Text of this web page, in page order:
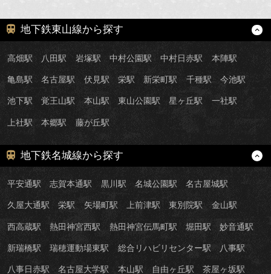
地下鉄東山線から探す
高畑駅 八田駅 岩塚駅 中村公園駅 中村日赤駅 本陣駅
亀島駅 名古屋駅 伏見駅 栄駅 新栄町駅 千種駅 今池駅
池下駅 覚王山駅 本山駅 東山公園駅 星ヶ丘駅 一社駅
上社駅 本郷駅 藤が丘駅
地下鉄名城線から探す
平安通駅 志賀本通駅 黒川駅 名城公園駅 名古屋城駅
久屋大通駅 栄駅 矢場町駅 上前津駅 東別院駅 金山駅
西高蔵駅 熱田神宮西駅 熱田神宮伝馬町駅 堀田駅 妙音通駅
新瑞橋駅 瑞穂運動場東駅 総合リハビリセンター駅 八事駅
八事日赤駅 名古屋大学駅 本山駅 自由ヶ丘駅 茶屋ヶ坂駅